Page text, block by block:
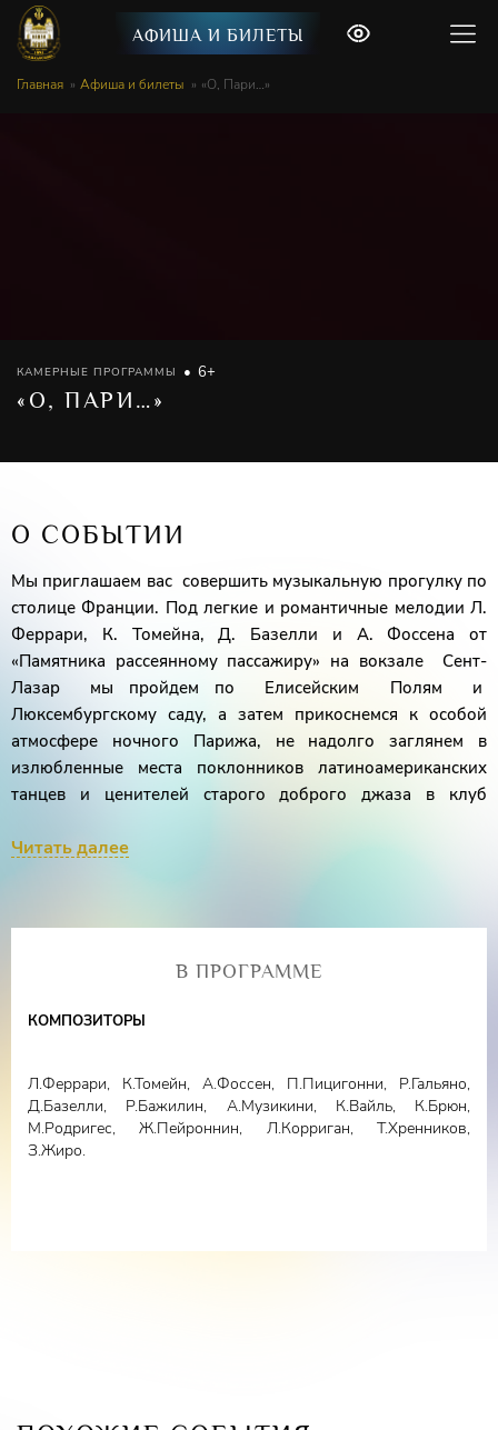
АФИША И БИЛЕТЫ
Главная Афиша и билеты «О, Пари…»
КАМЕРНЫЕ ПРОГРАММЫ 6+
«О, ПАРИ…»
О СОБЫТИИ
Мы приглашаем вас совершить музыкальную прогулку по
столице Франции. Под легкие и романтичные мелодии Л.
Феррари, К. Томейна, Д. Базелли и А. Фоссена от
«Памятника рассеянному пассажиру» на вокзале Сент-
Лазар мы пройдем по Елисейским Полям и
Люксембургскому саду, а затем прикоснемся к особой
атмосфере ночного Парижа, не надолго заглянем в
излюбленные места поклонников латиноамериканских
танцев и ценителей старого доброго джаза в клуб
Читать далее
В ПРОГРАММЕ
КОМПОЗИТОРЫ
Л.Феррари, К.Томейн, А.Фоссен, П.Пицигонни, Р.Гальяно,
Д.Базелли, Р.Бажилин, А.Музикини, К.Вайль, К.Брюн,
М.Родригес, Ж.Пейроннин, Л.Корриган, Т.Хренников,
З.Жиро.